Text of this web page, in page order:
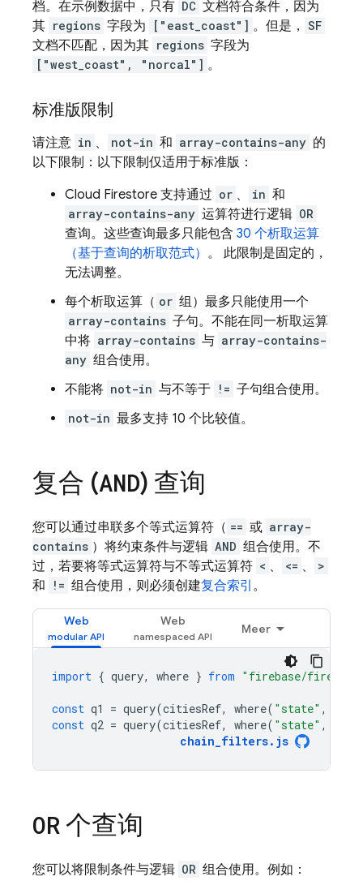
档。在示例数据中，只有 DC 文档符合条件，因为
其 regions 字段为 ["east_coast"] 。但是， SF
文档不匹配，因为其 regions 字段为
["west_coast", "norcal"] 。
标准版限制
请注意 in 、 not-in 和 array-contains-any 的
以下限制：以下限制仅适用于标准版：
Cloud Firestore 支持通过 or 、 in 和
array-contains-any 运算符进行逻辑 OR
查询。这些查询最多只能包含 30 个析取运算
（基于查询的析取范式） 。 此限制是固定的，
无法调整。
每个析取运算（ or 组）最多只能使用一个
array-contains 子句。不能在同一析取运算
中将 array-contains 与 array-contains-
any 组合使用。
不能将 not-in 与不等于 != 子句组合使用。
not-in 最多支持 10 个比较值。
复合 (AND) 查询
您可以通过串联多个等式运算符（ == 或 array-
contains ）将约束条件与逻辑 AND 组合使用。不
过，若要将等式运算符与不等式运算符 < 、 <= 、 >
和 != 组合使用，则必须创建复合索引 。
Web Web
Meer
import { query, where } from "firebase/
const q1 = query(citiesRef, where( "state" ,
const q2 = query(citiesRef, where( "state" ,
chain_filters. js
OR个查询
您可以将限制条件与逻辑 OR 组合使用。例如：